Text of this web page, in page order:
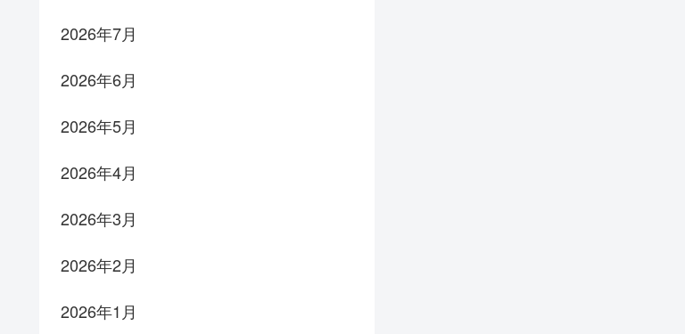
2026年7月
2026年6月
2026年5月
2026年4月
2026年3月
2026年2月
2026年1月